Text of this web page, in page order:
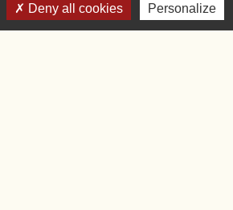
Deny all cookies Personalize